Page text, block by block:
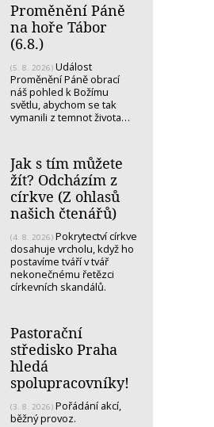
Proměnění Páně
na hoře Tábor
(6.8.)
(5. 8. 2026) Událost
Proměnění Páně obrací
náš pohled k Božímu
světlu, abychom se tak
vymanili z temnot života…
Jak s tím můžete
žít? Odcházím z
církve (Z ohlasů
našich čtenářů)
(4. 8. 2026) Pokrytectví církve
dosahuje vrcholu, když ho
postavíme tváří v tvář
nekonečnému řetězci
církevních skandálů.
Pastorační
středisko Praha
hledá
spolupracovníky!
(3. 8. 2026) Pořádání akcí,
běžný provoz.